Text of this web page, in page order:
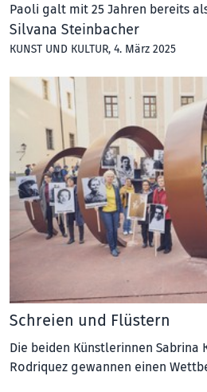
Paoli galt mit 25 Jahren bereits
Silvana Steinbacher
KUNST UND KULTUR, 4. März 2025
Schreien und Flüstern
Die beiden Künstlerinnen Sabrina
Rodriquez gewannen einen